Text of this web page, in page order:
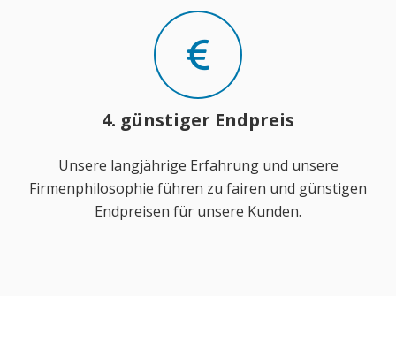
4. günstiger Endpreis
Unsere langjährige Erfahrung und unsere
Firmenphilosophie führen zu fairen und günstigen
Endpreisen für unsere Kunden.